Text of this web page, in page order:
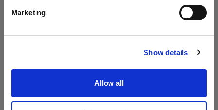
Marketing
Show details
Allow all
Visitar el sitio